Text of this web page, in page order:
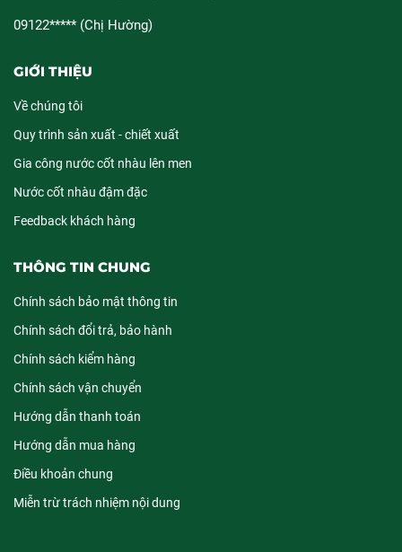
09122***** (Chị Hường)
GIỚI THIỆU
Về chúng tôi
Quy trình sản xuất - chiết xuất
Gia công nước cốt nhàu lên men
Nước cốt nhàu đậm đặc
Feedback khách hàng
THÔNG TIN CHUNG
Chính sách bảo mật thông tin
Chính sách đổi trả, bảo hành
Chính sách kiểm hàng
Chính sách vận chuyển
Hướng dẫn thanh toán
Hướng dẫn mua hàng
Điều khoản chung
Miễn trừ trách nhiệm nội dung